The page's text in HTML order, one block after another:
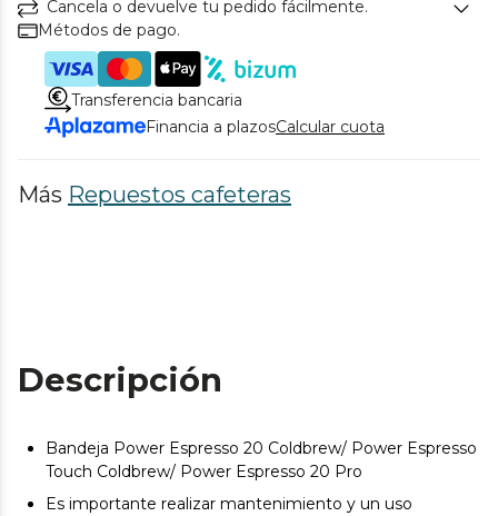
Cancela o devuelve tu pedido fácilmente.
Métodos de pago.
Transferencia bancaria
Financia a plazosCalcular cuota
Más Repuestos cafeteras
Descripción
Bandeja Power Espresso 20 Coldbrew/ Power Espresso
Touch Coldbrew/ Power Espresso 20 Pro
Es importante realizar mantenimiento y un uso